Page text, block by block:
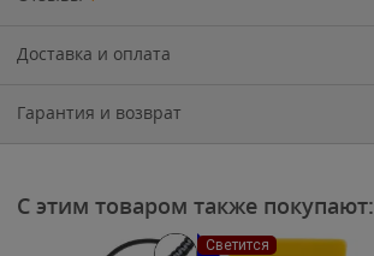
Доставка и оплата
Гарантия и возврат
С этим товаром также покупают:
Светится